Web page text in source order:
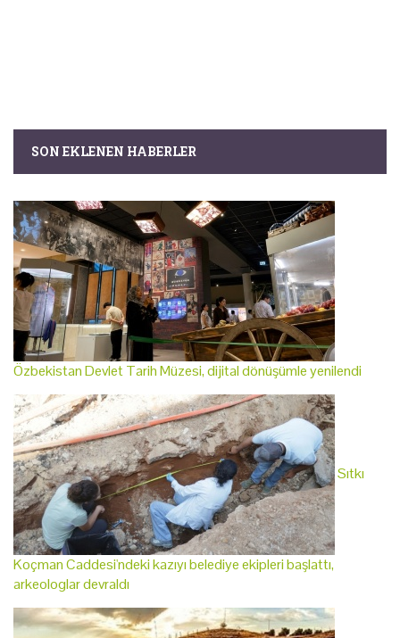
SON EKLENEN HABERLER
Özbekistan Devlet Tarih Müzesi, dijital dönüşümle yenilendi
Sıtkı
Koçman Caddesi'ndeki kazıyı belediye ekipleri başlattı,
arkeologlar devraldı